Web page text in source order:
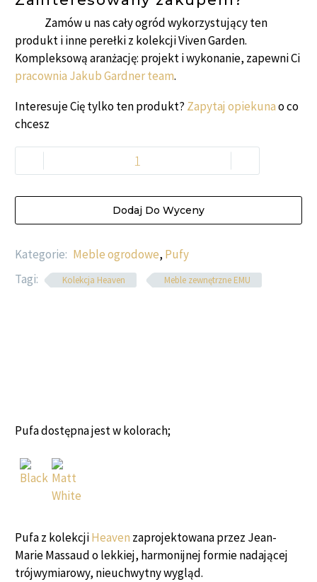
Zamów u nas cały ogród wykorzystujący ten
produkt i inne perełki z kolekcji Viven Garden.
Kompleksową aranżację: projekt i wykonanie, zapewni Ci
pracownia Jakub Gardner team.
Interesuje Cię tylko ten produkt? Zapytaj opiekunao co
chcesz
Dodaj Do Wyceny
Kategorie: Meble ogrodowe, Pufy
Tagi:
Kolekcja Heaven Meble zewnętrzne EMU
Pufa dostępna jest w kolorach;
Pufa z kolekcjiHeaven zaprojektowana przez Jean-
Marie Massaud o lekkiej, harmonijnej formie nadającej
trójwymiarowy, nieuchwytny wygląd.